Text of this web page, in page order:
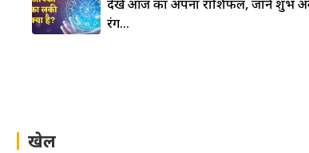
देखे आज का अपना राशिफल, जाने शुभ
रंग…
खेल